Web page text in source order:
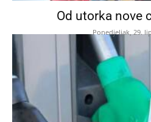
Od utorka nove
Ponedjeljak, 29.